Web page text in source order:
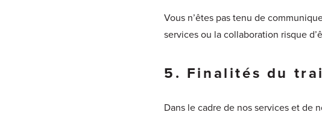
Vous n’êtes pas tenu de
services ou la collaboration risque
5. Finalités du
Dans le cadre de nos services et de